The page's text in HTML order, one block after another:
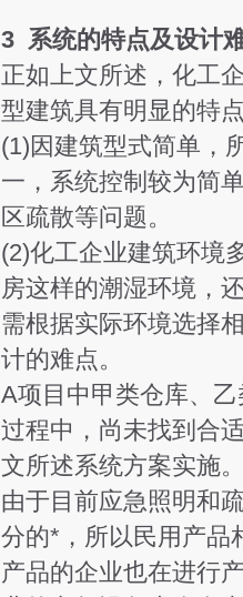
3 系统的特点及设计
正如上文所述，化工
型建筑具有明显的特
(1)因建筑型式简单，
一，系统控制较为简
区疏散等问题。
(2)化工企业建筑环境
房这样的潮湿环境，
需根据实际环境选择
计的难点。
A项目中甲类仓库、
过程中，尚未找到合
文所述系统方案实施
由于目前应急照明和
分的*，所以民用产品
产品的企业也在进行